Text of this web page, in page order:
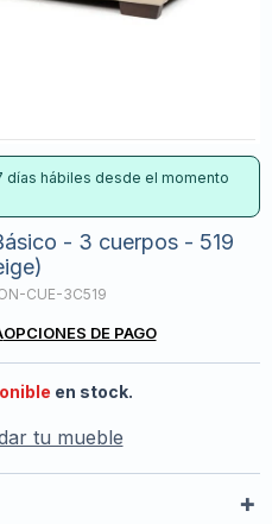
días hábiles desde el momento
- 3 cuerpos - 519
CUE-3C519
OPCIONES DE PAGO
en stock.
tu mueble